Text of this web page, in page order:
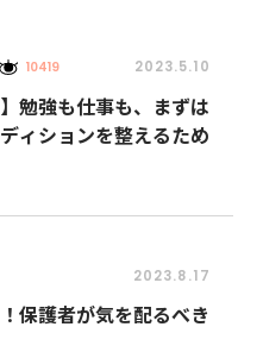
10419 2023.5.10
勉強も仕事も、まずは
ィションを整えるため
2023.8.17
保護者が気を配るべき